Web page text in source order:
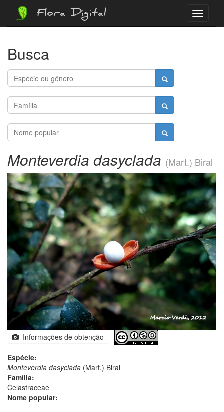
Menu
Flora Digital
Busca
Monteverdia dasyclada (Mart.) Biral
Informações de obtenção
Espécie:
Monteverdia dasyclada (Mart.) Biral
Família:
Celastraceae
Nome popular: